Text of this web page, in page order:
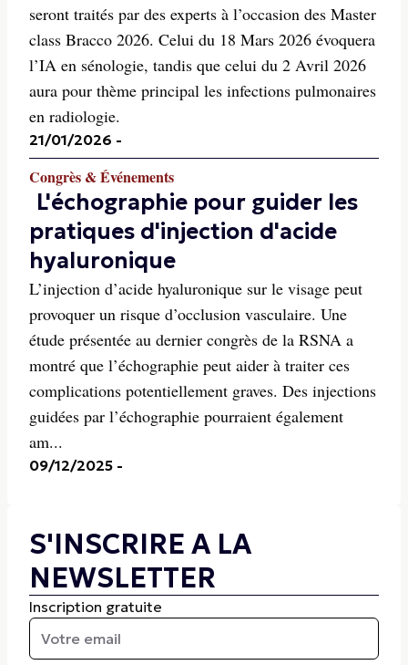
seront traités par des experts à l’occasion des Master
class Bracco 2026. Celui du 18 Mars 2026 évoquera
l’IA en sénologie, tandis que celui du 2 Avril 2026
aura pour thème principal les infections pulmonaires
en radiologie.
21/01/2026 -
Congrès & Événements
L'échographie pour guider les
pratiques d'injection d'acide
hyaluronique
L’injection d’acide hyaluronique sur le visage peut
provoquer un risque d’occlusion vasculaire. Une
étude présentée au dernier congrès de la RSNA a
montré que l’échographie peut aider à traiter ces
complications potentiellement graves. Des injections
guidées par l’échographie pourraient également
am...
09/12/2025 -
S'INSCRIRE A LA
NEWSLETTER
Inscription gratuite